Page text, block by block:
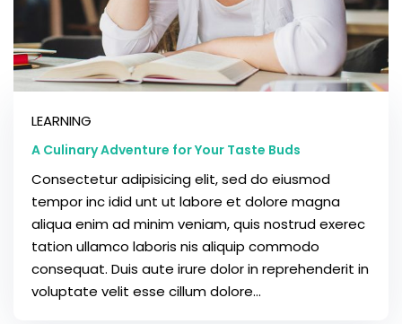
LEARNING
A Culinary Adventure for Your Taste Buds
Consectetur adipisicing elit, sed do eiusmod
tempor inc idid unt ut labore et dolore magna
aliqua enim ad minim veniam, quis nostrud exerec
tation ullamco laboris nis aliquip commodo
consequat. Duis aute irure dolor in reprehenderit in
voluptate velit esse cillum dolore...